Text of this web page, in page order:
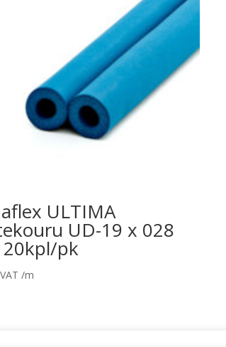
ULTIMA
UD-19 x 028
pk
/m